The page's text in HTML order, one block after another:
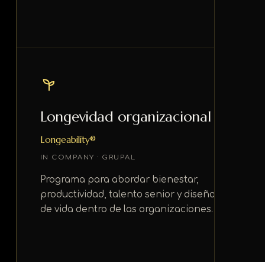
Longevidad organizacional
Longeability®
IN COMPANY · GRUPAL
Programa para abordar bienestar,
productividad, talento senior y diseño
de vida dentro de las organizaciones.